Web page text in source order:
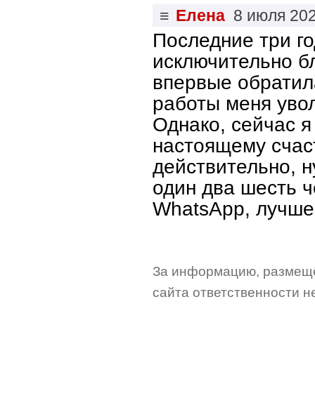
≡ Елена 8 июля
Последние три
исключительно
впервые
работы меня
Однако, сейчас
настоящему
действительно,
один два шесть
WhatsApp,
За информацию,
сайта ответственности